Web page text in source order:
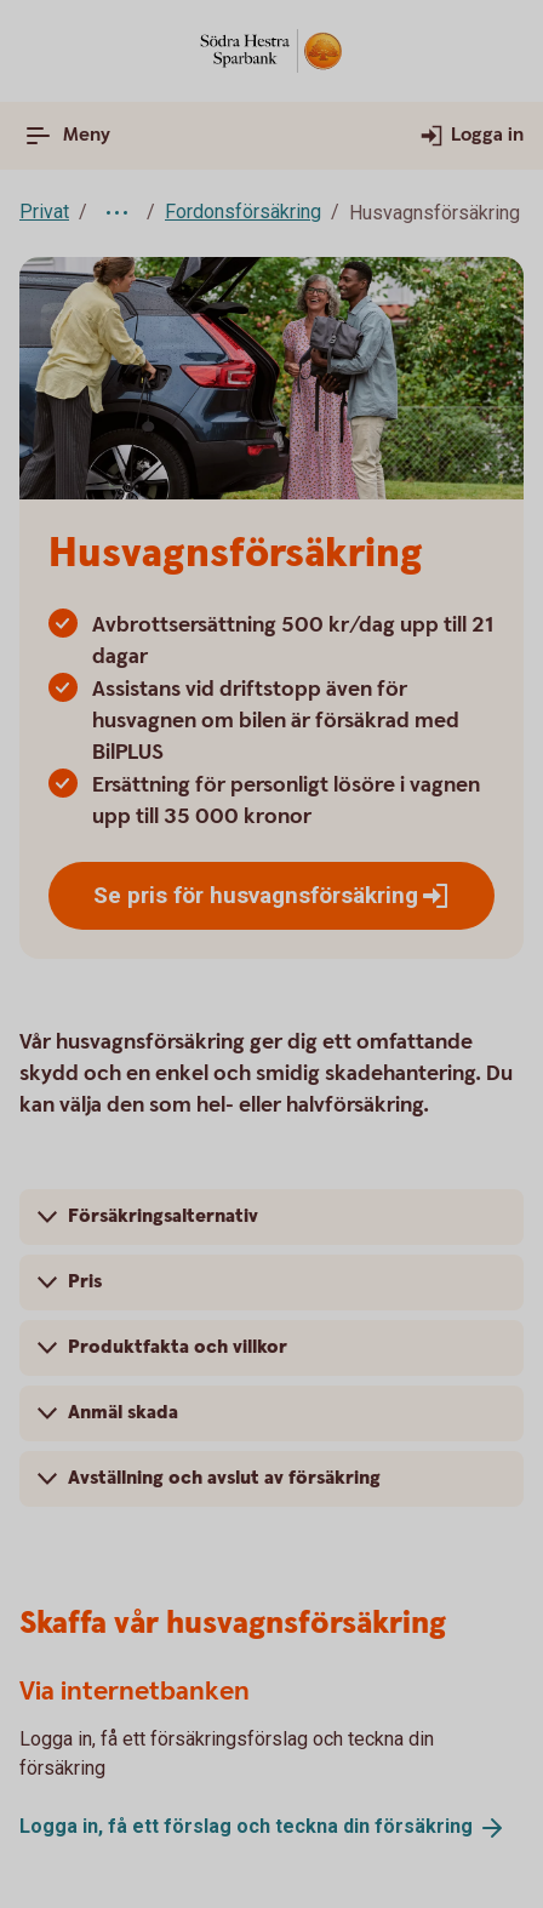
Meny Logga in
Privat Fordonsförsäkring Husvagnsförsäkring
Husvagnsförsäkring
Avbrottsersättning 500 kr/dag upp till 21
dagar
Assistans vid driftstopp även för
husvagnen om bilen är försäkrad med
BilPLUS
Ersättning för personligt lösöre i vagnen
upp till 35 000 kronor
Se pris för husvagnsförsäkring
Vår husvagnsförsäkring ger dig ett omfattande
skydd och en enkel och smidig skadehantering. Du
kan välja den som hel- eller halvförsäkring.
Försäkringsalternativ
Pris
Produktfakta och villkor
Anmäl skada
Avställning och avslut av försäkring
Skaffa vår husvagnsförsäkring
Via internetbanken
Logga in, få ett försäkringsförslag och teckna din
försäkring
Logga in, få ett förslag och teckna din försäkring